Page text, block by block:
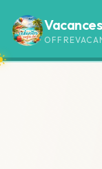
Vacances